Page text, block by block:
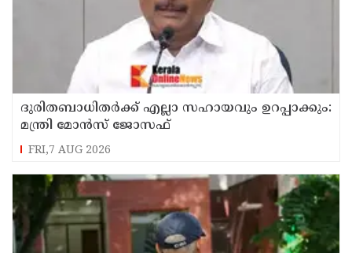
ദുരിതബാധിതർക്ക് എല്ലാ സഹായവും ഉറപ്പാക്കും:
മന്ത്രി മോൻസ് ജോസഫ്
FRI,7 AUG 2026